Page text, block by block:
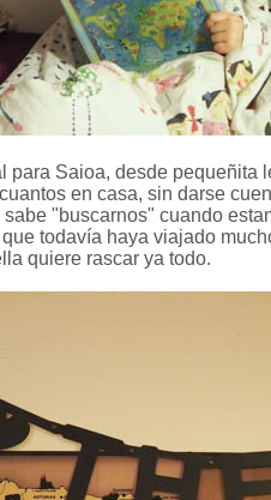
para Saioa, desde
en casa, sin darse
"buscarnos" cuando
todavía haya viajado
quiere rascar ya todo.